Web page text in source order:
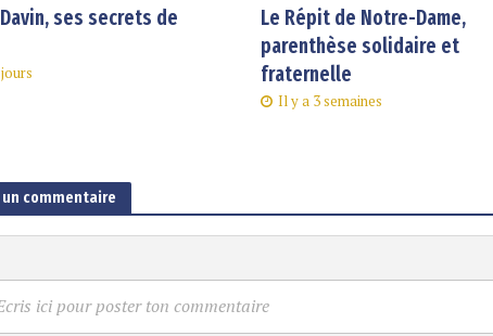
ses secrets de
Le Répit de Notre-Dame,
parenthèse solidaire et
fraternelle
Il y a 3 semaines
commentaire
ici pour poster ton commentaire